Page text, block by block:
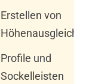
Erstellen von
Höhenausgleichen
Profile und
Sockelleisten